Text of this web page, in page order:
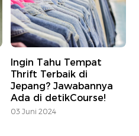
Ingin Tahu Tempat
Thrift Terbaik di
Jepang? Jawabannya
Ada di detikCourse!
03 Juni 2024